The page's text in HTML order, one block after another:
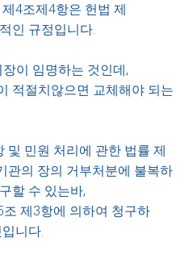
4조제4항은 헌법 제
인 규정입니다.
이 임명하는 것인데,
적절치않으면 교체해야 되는
및 민원 처리에 관한 법률 제
관의 장의 거부처분에 불복하
할 수 있는바,
제3항에 의하여 청구하
니다.